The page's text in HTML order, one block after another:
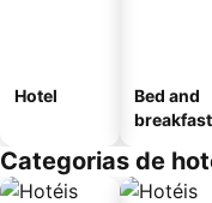
Hotel
Bed and
Categorias de